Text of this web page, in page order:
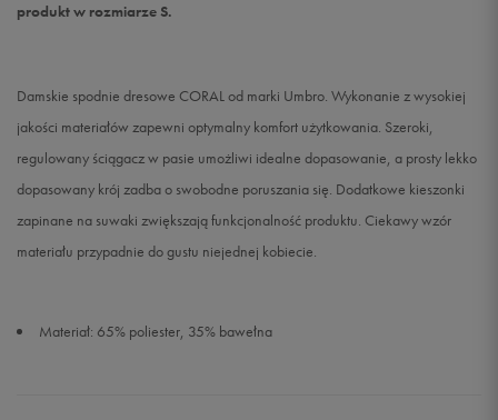
produkt w rozmiarze S.
Damskie spodnie dresowe CORAL od marki Umbro. Wykonanie z wysokiej
jakości materiałów zapewni optymalny komfort użytkowania. Szeroki,
regulowany ściągacz w pasie umożliwi idealne dopasowanie, a prosty lekko
dopasowany krój zadba o swobodne poruszania się. Dodatkowe kieszonki
zapinane na suwaki zwiększają funkcjonalność produktu. Ciekawy wzór
materiału przypadnie do gustu niejednej kobiecie.
Materiał: 65% poliester, 35% bawełna